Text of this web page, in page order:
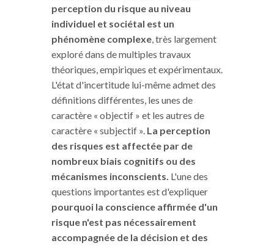
perception du risque au niveau
individuel et sociétal est un
phénomène complexe, très largement
exploré dans de multiples travaux
théoriques, empiriques et expérimentaux.
L'état d'incertitude lui-même admet des
définitions différentes, les unes de
caractère « objectif » et les autres de
caractère « subjectif ». La perception
des risques est affectée par de
nombreux biais cognitifs ou des
mécanismes inconscients. L'une des
questions importantes est d'expliquer
pourquoi la conscience affirmée d'un
risque n'est pas nécessairement
accompagnée de la décision et des